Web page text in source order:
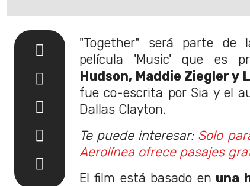
"Together" será parte de
película 'Music' que es
Hudson, Maddie Ziegler y
fue co-escrita por Sia y el
Dallas Clayton.
Te puede interesar: Solo
Aerolínea ofrece pasajes
El film está basado en una